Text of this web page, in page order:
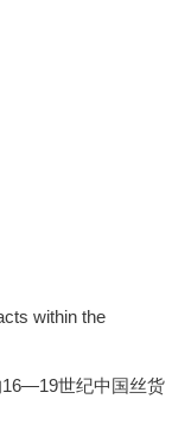
within the
16—19世纪中国丝货